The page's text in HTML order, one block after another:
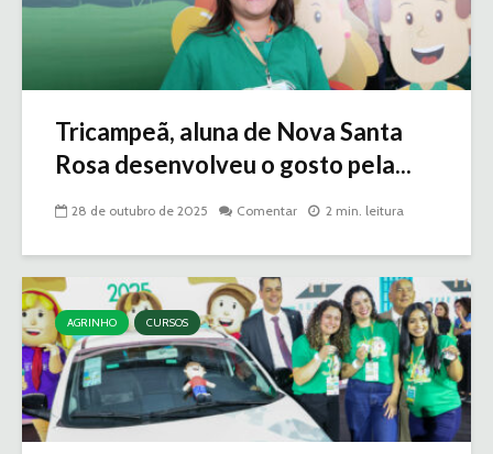
Tricampeã, aluna de Nova Santa
Rosa desenvolveu o gosto pela...
28 de outubro de 2025 Comentar 2 min. leitura
AGRINHO CURSOS